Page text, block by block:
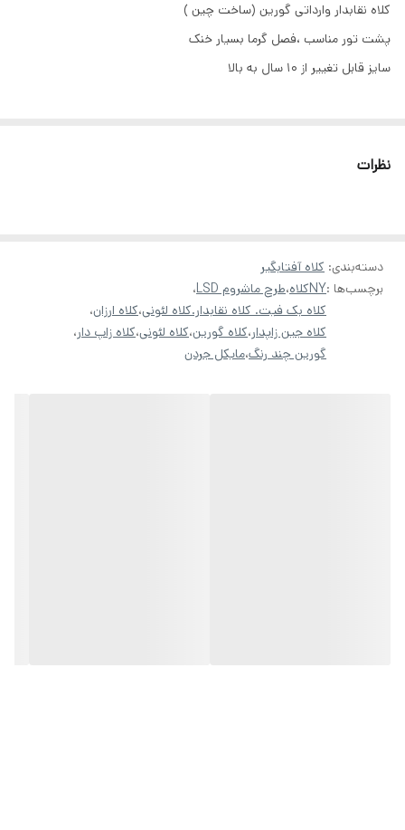
کلاه نقابدار وارداتی گورین (ساخت چین )
پشت تور مناسب ،فصل گرما بسیار خنک
سایز قابل تغییر از ۱۰ سال به بالا
نظرات
دسته‌بندی: کلاه آفتابگیر
برچسب‌ها :NYکلاه ،طرح ماشروم LSD
،
کلاه بک فیت. کلاه نقابدار.کلاه لئونی،کلاه ارزان،
کلاه جین زاپدار،کلاه گورین،کلاه لئونی،کلاه زاپ دار،
گورین چند رنگ،مایکل جردن